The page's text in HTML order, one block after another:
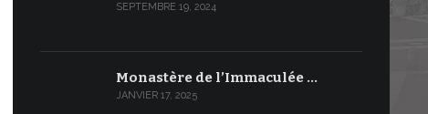
SEPTEMBRE 19, 2024
Monastère de l’Immaculée …
JANVIER 17, 2025